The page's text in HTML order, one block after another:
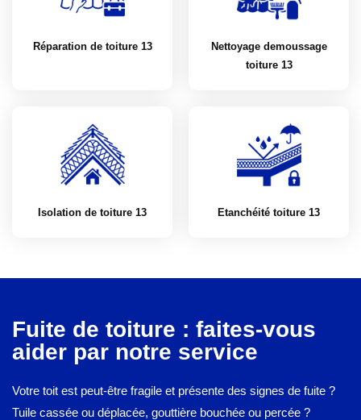
Réparation de toiture 13
Nettoyage demoussage
toiture 13
Isolation de toiture 13 Etanchéité toiture 13
Fuite de toiture : faites-vous
aider par notre service
Votre toit est peut-être fragile et présente des signes de fuite ?
Tuile cassée ou déplacée, gouttière bouchée ou percée ?